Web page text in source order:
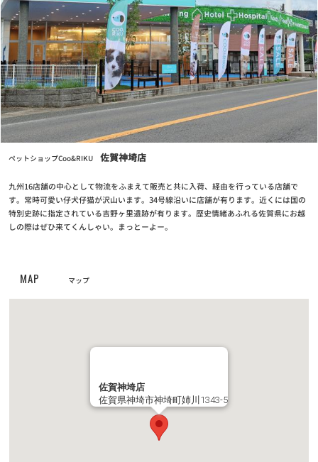
2025/09/19 お知らせ
9/27(土) 第4回クーリクWANフェスタin佐賀神埼店ドッグラン 開催
のお知らせ♪
2025/07/17 お知らせ
7/24(木)営業時間変更のお知らせ
2025/07/01 お知らせ
2024/11/12 お知らせ
【重要なお知らせ】クレジットカード情報最新化の再度のお願い
【定期フードアプリ】ワクチンチケット販売開始！
お知らせ
全国の幼稚園・小学校・中学校に集金連絡袋約137万枚を寄贈
ペットショップCoo&RIKU 佐賀神埼店
九州16店舗の中心として物流をふまえて販売と共に入荷、経由を行っている店舗で
す。常時可愛い仔犬仔猫が沢山います。34号線沿いに店舗が有ります。近くには国の
特別史跡に指定されている吉野ヶ里遺跡が有ります。歴史情緒あふれる佐賀県にお越
しの際はぜひ来てくんしゃい。まっとーよー。
MAP マップ
佐賀神埼店
佐賀県神埼市神埼町姉川1343-5